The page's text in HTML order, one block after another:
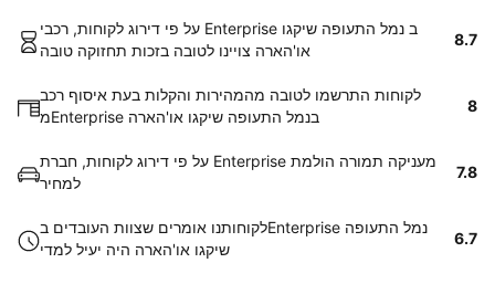
על פי דירוג לקוחות, רכבי Enterprise ב נמל התעופה שיקגו
או'הארה צויינו לטובה בזכות תחזוקה טובה
8.7
לקוחות התרשמו לטובה מהמהירות והקלות בעת איסוף רכב
מEnterprise בנמל התעופה שיקגו או'הארה
8
על פי דירוג לקוחות, חברת Enterprise מעניקה תמורה הולמת
למחיר
7.8
לקוחותנו אומרים שצוות העובדים בEnterprise נמל התעופה
שיקגו או'הארה היה יעיל למדי
6.7